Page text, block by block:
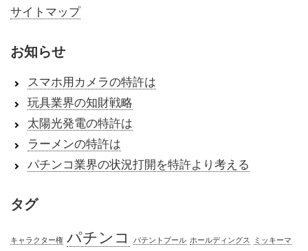
サイトマップ
お知らせ
スマホ用カメラの特許は
玩具業界の知財戦略
太陽光発電の特許は
ラーメンの特許は
パチンコ業界の状況打開を特許より考える
タグ
キャラクター権 パチンコ パテントプール ホールディングス ミッキーマ